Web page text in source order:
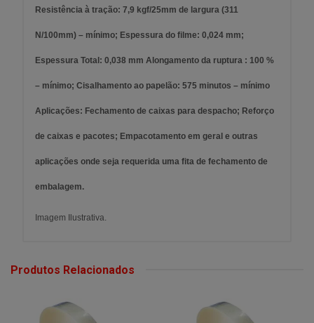
Resistência à tração: 7,9 kgf/25mm de largura (311
N/100mm) – mínimo; Espessura do filme: 0,024 mm;
Espessura Total: 0,038 mm Alongamento da ruptura : 100 %
– mínimo; Cisalhamento ao papelão: 575 minutos – mínimo
Aplicações: Fechamento de caixas para despacho; Reforço
de caixas e pacotes; Empacotamento em geral e outras
aplicações onde seja requerida uma fita de fechamento de
embalagem.
Imagem Ilustrativa.
Produtos Relacionados